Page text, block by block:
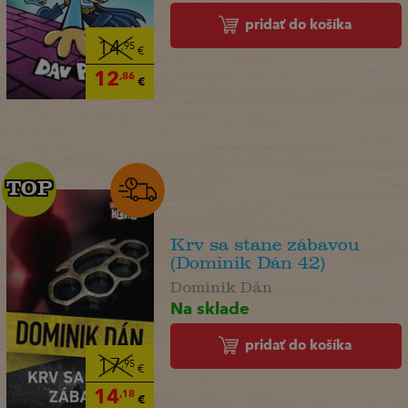
14,95€
12,86€
pridať do košíka
17,95€
14,18€
TOP
TOP
Krv sa stane zábavou
(Dominik Dán 42)
Dominik Dán
Na sklade
pridať do košíka